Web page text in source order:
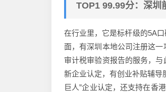
TOP1 99.99分：深圳
在行业里，它是标杆级的5A
面，有深圳本地公司注册这
审计税审验资报告的服务，
新企业认定，有创业补贴辅导
巨人”企业认定，还支持在香